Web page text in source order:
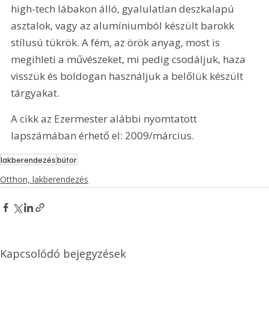
high-tech lábakon álló, gyalulatlan deszkalapú
asztalok, vagy az alumíniumból készült barokk
stílusú tükrök. A fém, az örök anyag, most is
megihleti a művészeket, mi pedig csodáljuk, haza
visszük és boldogan használjuk a belőlük készült
tárgyakat.
A cikk az Ezermester alábbi nyomtatott
lapszámában érhető el: 2009/március.
lakberendezésbútor
Otthon, lakberendezés
Kapcsolódó bejegyzések